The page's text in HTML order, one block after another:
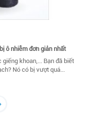
ô nhiễm đơn giản nhất
khoan,... Bạn đã biết
Nó có bị vượt quá...